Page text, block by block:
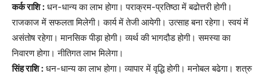
कर्क राशि : धन-धान्य का लाभ होगा। पराक्रम-प्रतिष्ठा में बढोत्तरी होगी।
राजकाज में सफलता मिलेगी। कार्य में तेजी आयेगी। उत्साह बना रहेगा। स्वयं में
असंतोष रहेगा। मानसिक पीड़ा होगी। व्यर्थ की भागदौड होगी। समस्या का
निवारण होगा। नीतिगत लाभ मिलेगा।
सिंह राशि : धन-धान्य का लाभ होगा। व्यापार में वृद्धि होगी। मनोबल बढेगा। शत्रु